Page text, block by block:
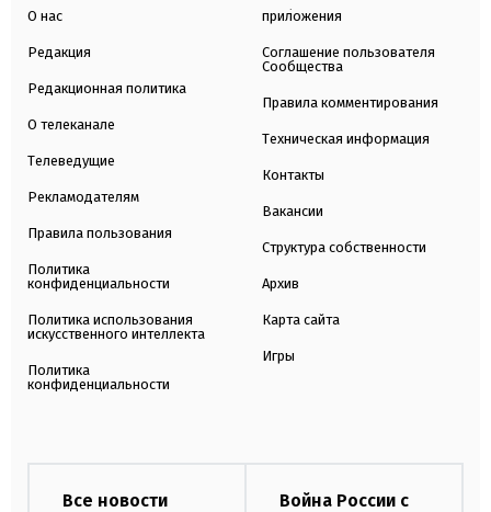
О нас
Редакция
Редакционная политика
О телеканале
Телеведущие
Рекламодателям
Правила пользования
Политика
конфиденциальности
Политика использования
искусственного интеллекта
Политика
конфиденциальности
приложения
Соглашение пользователя
Сообщества
Правила комментирования
Техническая информация
Контакты
Вакансии
Структура собственности
Архив
Карта сайта
Игры
Все новости
Война России с